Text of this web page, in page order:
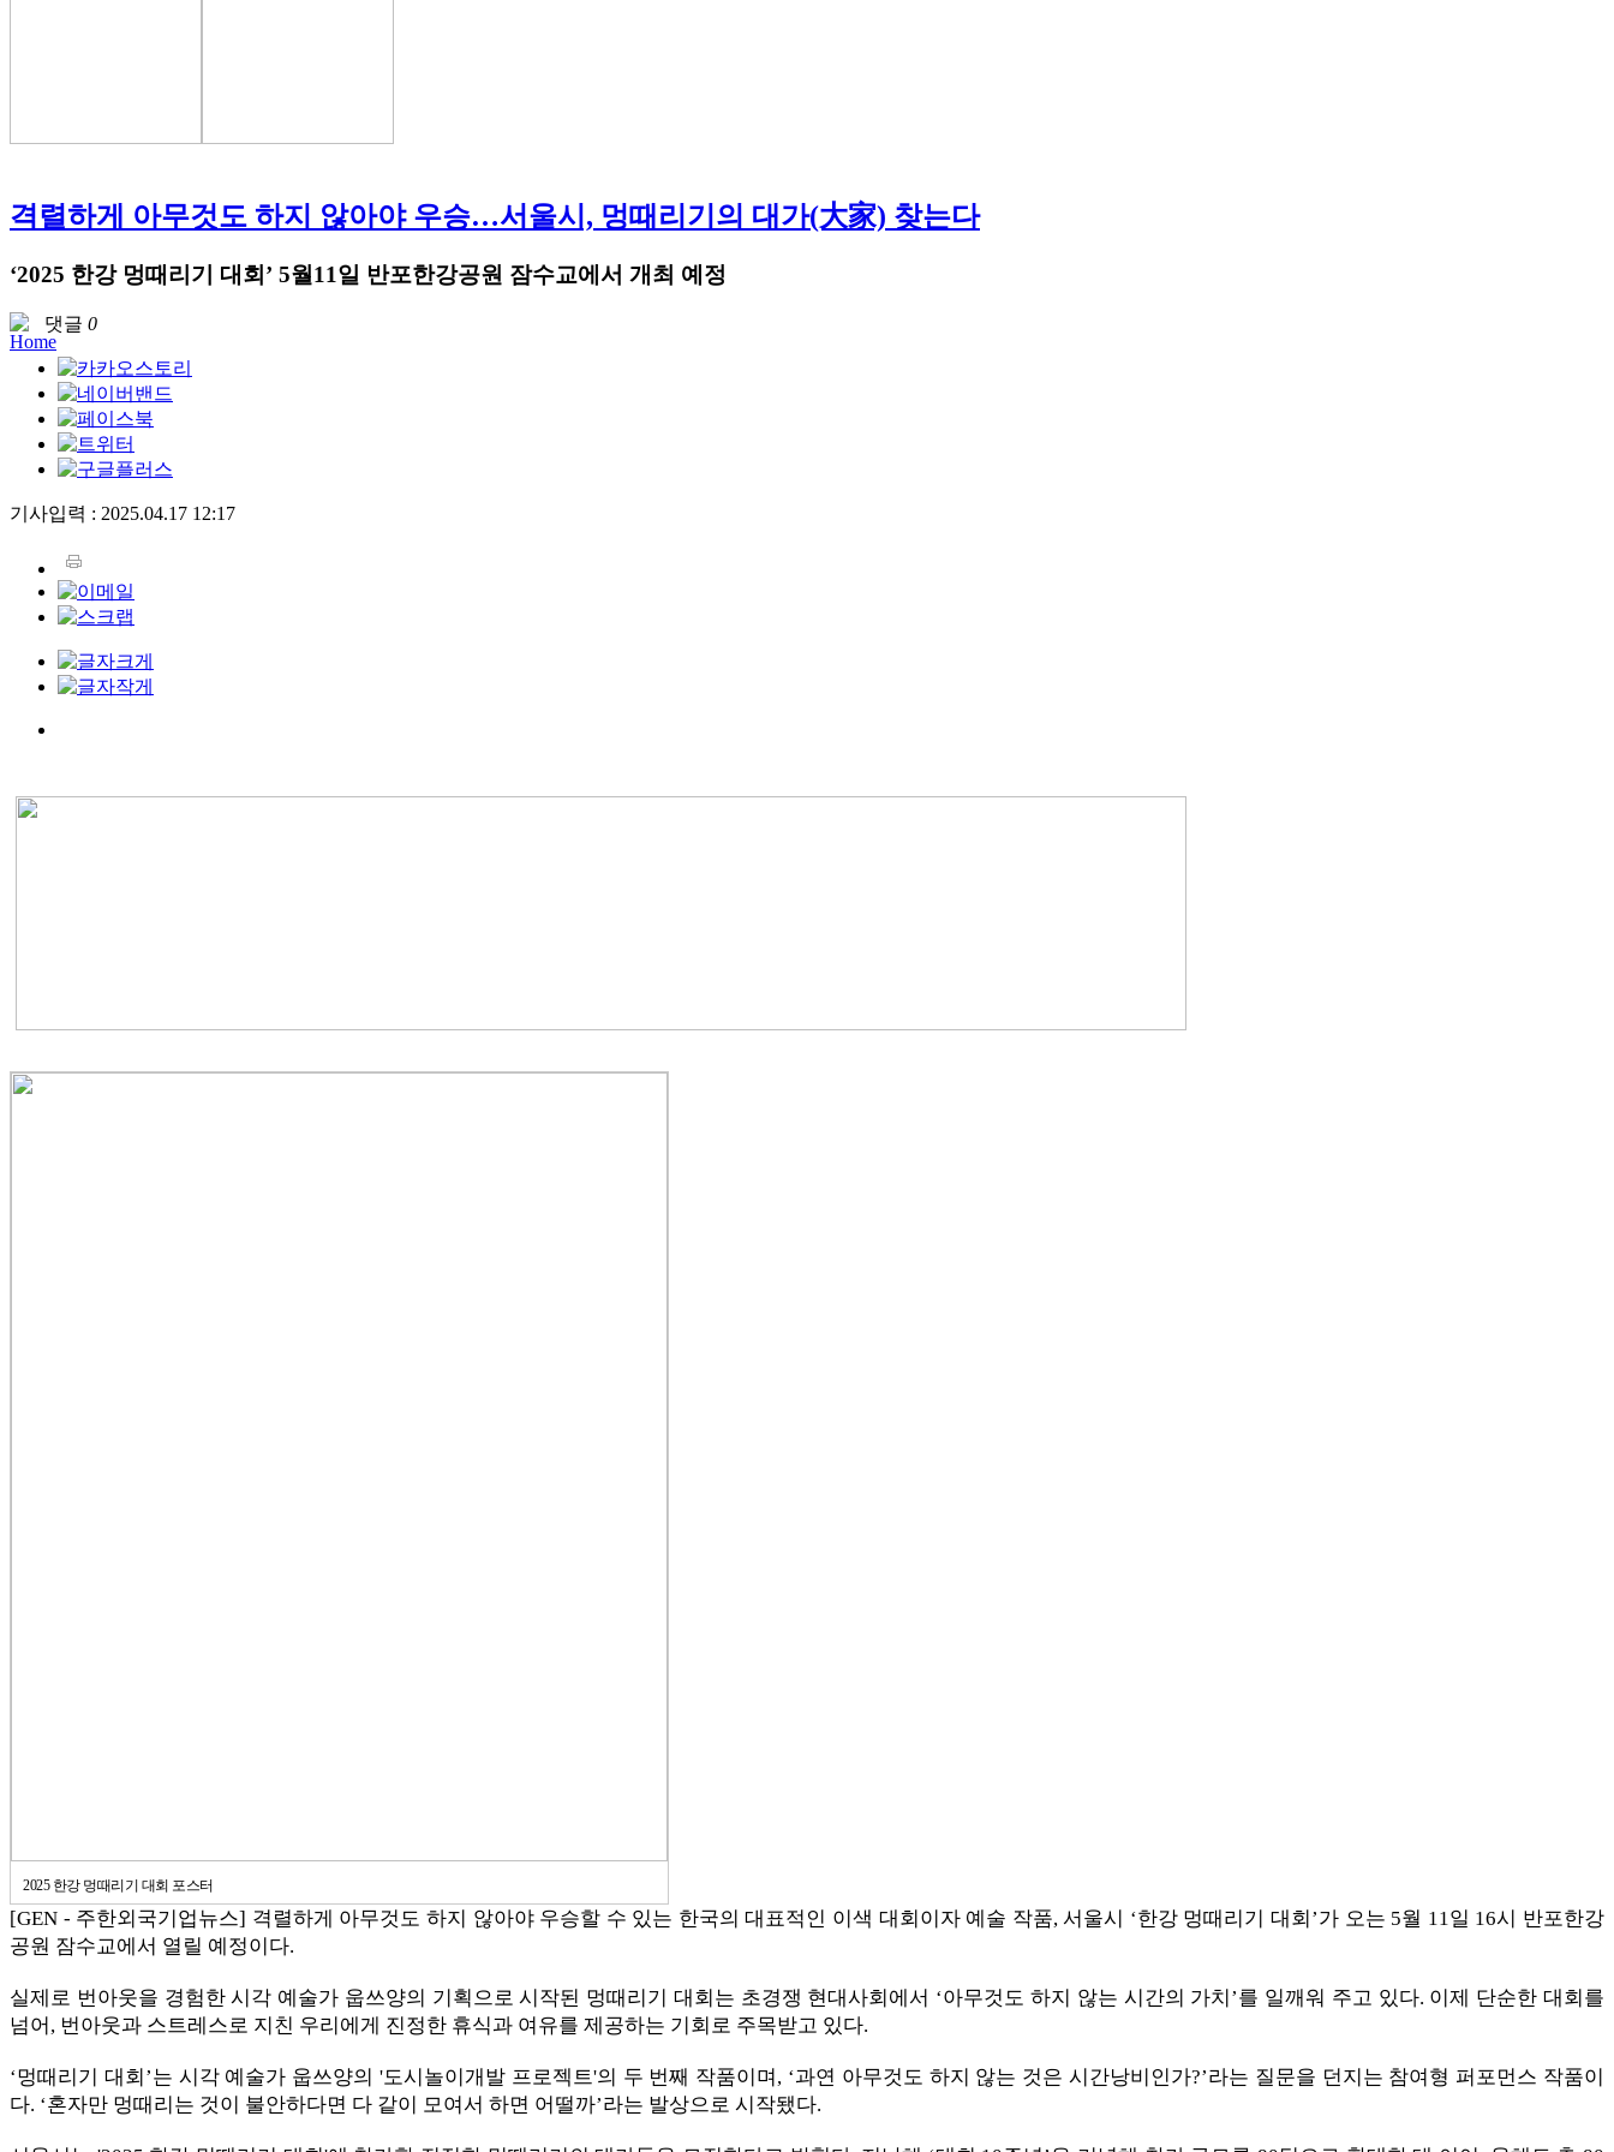
격렬하게 아무것도 하지 않아야 우승…서울시, 멍때리기의 대가(大家) 찾는다
‘2025 한강 멍때리기 대회’ 5월11일 반포한강공원 잠수교에서 개최 예정
댓글 0
기사입력 : 2025.04.17 12:17
2025 한강 멍때리기 대회 포스터
[GEN - 주한외국기업뉴스] 격렬하게 아무것도 하지 않아야 우승할 수 있는 한국의 대표적인 이색 대회이자 예술 작품, 서울시 ‘한강 멍때리기 대회’가 오는 5월 11일 16시 반포한강
공원 잠수교에서 열릴 예정이다.
실제로 번아웃을 경험한 시각 예술가 웁쓰양의 기획으로 시작된 멍때리기 대회는 초경쟁 현대사회에서 ‘아무것도 하지 않는 시간의 가치’를 일깨워 주고 있다. 이제 단순한 대회를
넘어, 번아웃과 스트레스로 지친 우리에게 진정한 휴식과 여유를 제공하는 기회로 주목받고 있다.
‘멍때리기 대회’는 시각 예술가 웁쓰양의 '도시놀이개발 프로젝트'의 두 번째 작품이며, ‘과연 아무것도 하지 않는 것은 시간낭비인가?’라는 질문을 던지는 참여형 퍼포먼스 작품이
다. ‘혼자만 멍때리는 것이 불안하다면 다 같이 모여서 하면 어떨까’라는 발상으로 시작됐다.